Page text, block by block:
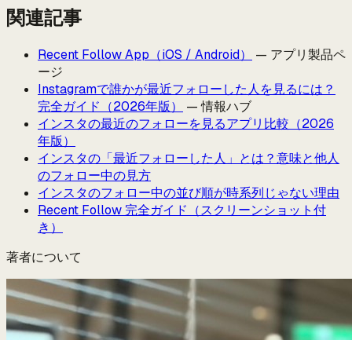
関連記事
Recent Follow App（iOS / Android）
— アプリ製品ペ
ージ
Instagramで誰かが最近フォローした人を見るには？
完全ガイド（2026年版）
— 情報ハブ
インスタの最近のフォローを見るアプリ比較（2026
年版）
インスタの「最近フォローした人」とは？意味と他人
のフォロー中の見方
インスタのフォロー中の並び順が時系列じゃない理由
Recent Follow 完全ガイド（スクリーンショット付
き）
著者について